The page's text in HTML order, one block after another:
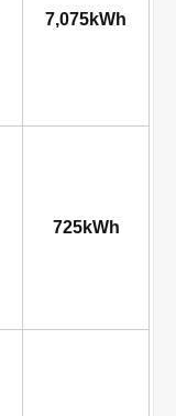
7,075kWh
725kWh